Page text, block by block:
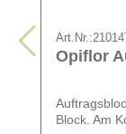
Art.Nr.:
Opiflor
Block. Am